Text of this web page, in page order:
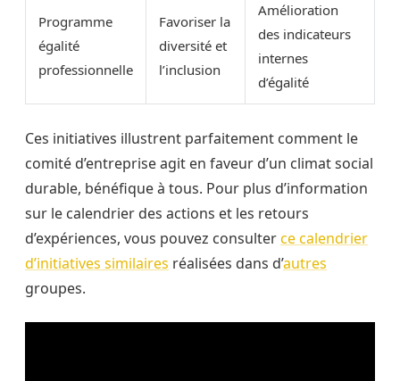
Programme
égalité
professionnelle
Favoriser la
diversité et
l’inclusion
Amélioration
des indicateurs
internes
d’égalité
Ces initiatives illustrent parfaitement comment le
comité d’entreprise agit en faveur d’un climat social
durable, bénéfique à tous. Pour plus d’information
sur le calendrier des actions et les retours
d’expériences, vous pouvez consulterce calendrier
d’initiatives similaires réalisées dans d’autres
groupes.